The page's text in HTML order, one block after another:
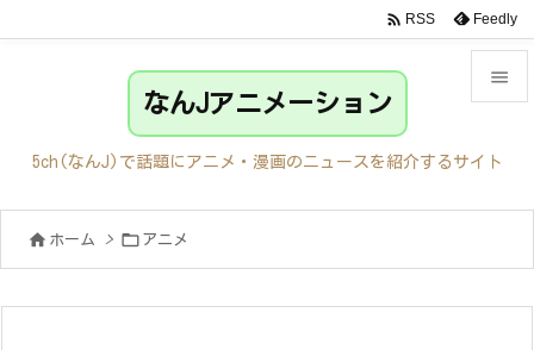

サイド
前へ

 RSS Feedly
なんJアニメーション
5ch(なんJ)で話題にアニメ・漫画のニュースを紹介するサイト
 ホーム >  アニメ